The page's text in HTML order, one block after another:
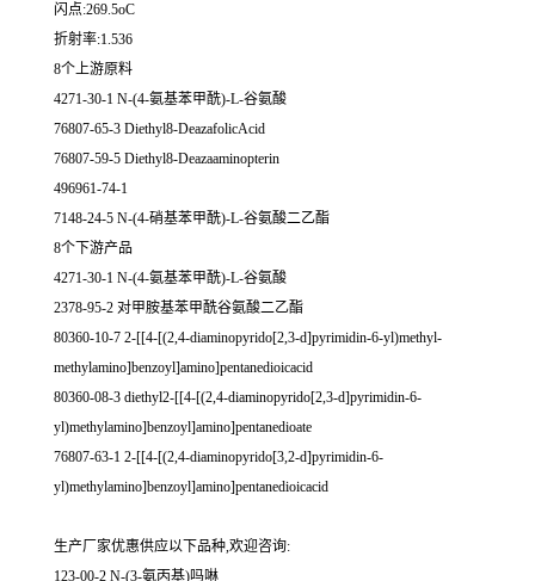
闪点:269.5oC
折射率:1.536
8个上游原料
4271-30-1 N-(4-氨基苯甲酰)-L-谷氨酸
76807-65-3 Diethyl8-DeazafolicAcid
76807-59-5 Diethyl8-Deazaaminopterin
496961-74-1
7148-24-5 N-(4-硝基苯甲酰)-L-谷氨酸二乙酯
8个下游产品
4271-30-1 N-(4-氨基苯甲酰)-L-谷氨酸
2378-95-2 对甲胺基苯甲酰谷氨酸二乙酯
80360-10-7 2-[[4-[(2,4-diaminopyrido[2,3-d]pyrimidin-6-yl)methyl-
methylamino]benzoyl]amino]pentanedioicacid
80360-08-3 diethyl2-[[4-[(2,4-diaminopyrido[2,3-d]pyrimidin-6-
yl)methylamino]benzoyl]amino]pentanedioate
76807-63-1 2-[[4-[(2,4-diaminopyrido[3,2-d]pyrimidin-6-
yl)methylamino]benzoyl]amino]pentanedioicacid
生产厂家优惠供应以下品种,欢迎咨询:
123-00-2 N-(3-氨丙基)吗啉